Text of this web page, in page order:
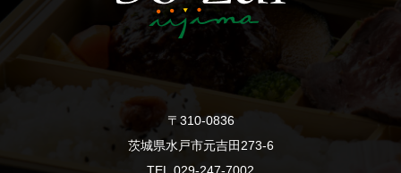
〒310-0836
茨城県水戸市元吉田273-6